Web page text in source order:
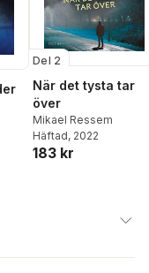
Del 2
När det tysta tar
över
Mikael Ressem
Häftad, 2022
183 kr